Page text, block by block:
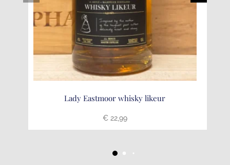
Lady Eastmoor whisky likeur
€22,99